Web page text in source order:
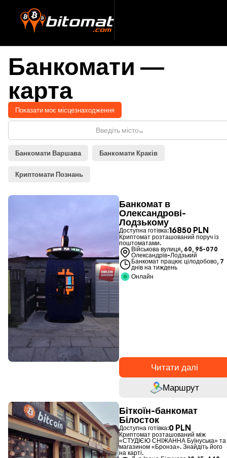
Банкомати —
карта
Показати моє місцезнаходження
Банкомати Варшава Банкомати Краків
Криптомати Познань
Банкомат в
Олександрові-
Лодзькому
Доступна готівка:16850 PLN
Криптомат розташований поруч із
поштоматами.
Військова вулиця, 60, 95-070
Олександрів-Лодзький
Банкомат працює цілодобово, 7
днів на тиждень
Онлайн
Читати далі
Маршрут
Біткоїн-банкомат
Білосток
Доступна готівка:0 PLN
Криптомат розташований між
«СТУДІЄЮ СНІЖАННА Буїнуська» та
магазином «Бронза». Знайдіть його
на карті.